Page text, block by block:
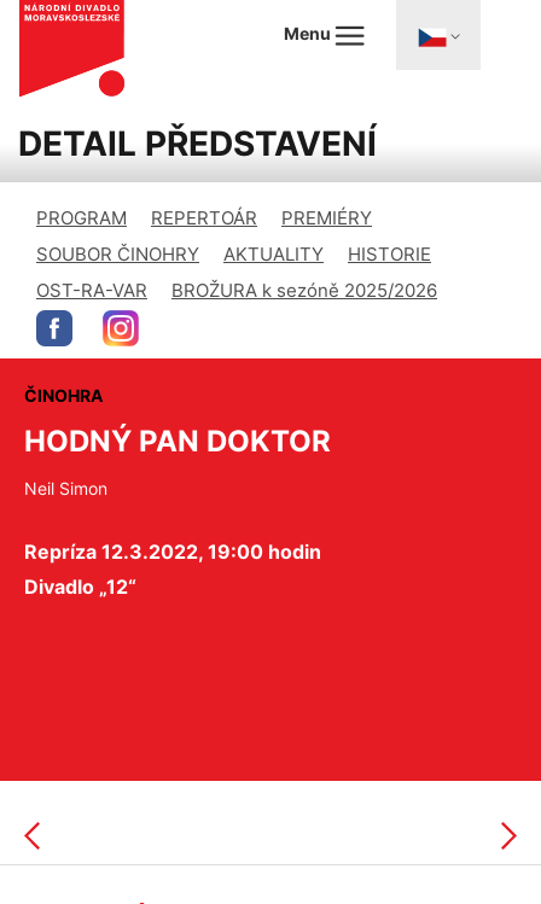
Menu
DETAIL PŘEDSTAVENÍ
PROGRAM REPERTOÁR
PREMIÉRY
SOUBOR ČINOHRY
AKTUALITY
HISTORIE
OST-RA-VAR
BROŽURA k sezóně 2025/2026
ČINOHRA
HODNÝ PAN DOKTOR
Neil Simon
Repríza 12.3.2022, 19:00 hodin
Divadlo „12“